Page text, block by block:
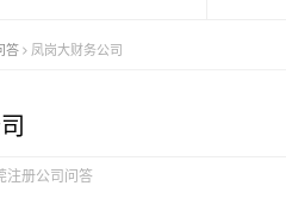
答 凤岗大财务公司
注册公司问答